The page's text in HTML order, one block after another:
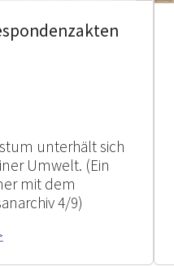
unterhält sich
Umwelt. (Ein
mit dem
4/9)